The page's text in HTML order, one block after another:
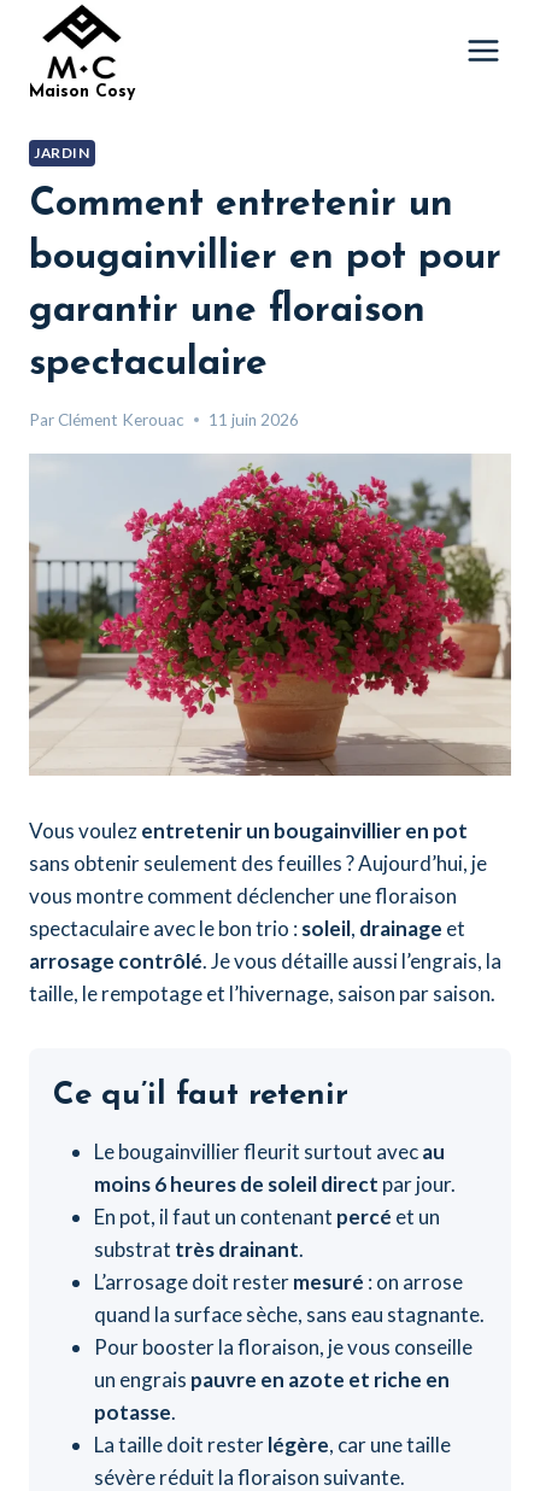
contenu
Maison Cosy
JARDIN
Comment entretenir un
bougainvillier en pot pour
garantir une floraison
spectaculaire
Par Clément Kerouac 11 juin 2026
Vous voulezentretenir un bougainvillier en pot
sans obtenir seulement des feuilles ? Aujourd’hui, je
vous montre comment déclencher une floraison
spectaculaire avec le bon trio :soleil, drainage et
arrosage contrôlé. Je vous détaille aussi l’engrais, la
taille, le rempotage et l’hivernage, saison par saison.
Ce qu’il faut retenir
Le bougainvillier fleurit surtout avecau
moins 6 heures de soleil direct par jour.
En pot, il faut un contenant percé et un
substrat très drainant.
L’arrosage doit restermesuré : on arrose
quand la surface sèche, sans eau stagnante.
Pour booster la floraison, je vous conseille
un engrais pauvre en azote et riche en
potasse.
La taille doit resterlégère, car une taille
sévère réduit la floraison suivante.